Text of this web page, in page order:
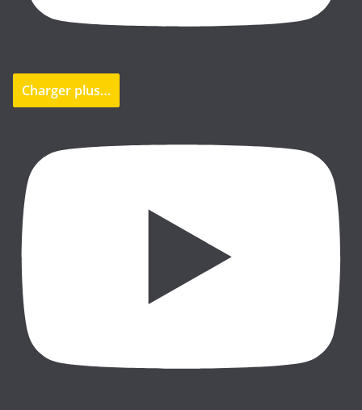
Charger plus…